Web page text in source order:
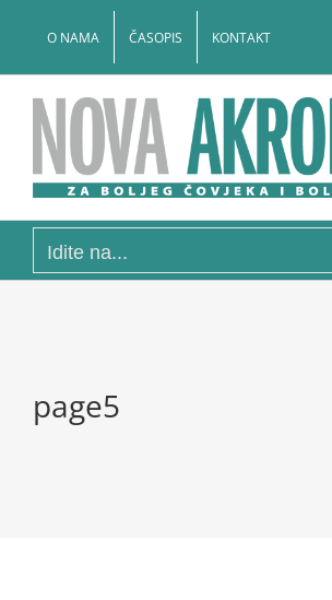
O NAMA ČASOPIS KONTAKT
Idite na...
page5